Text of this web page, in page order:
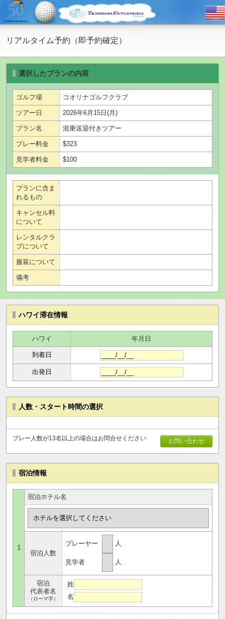
リアルタイム予約（即予約確定）
選択したプランの内容
ゴルフ場 コオリナゴルフクラブ
ツアー日 2026年6月15日(月)
プラン名 混乗送迎付きツアー
プレー料金 $323
見学者料金 $100
プランに含ま
れるもの
キャンセル料
について
レンタルクラ
ブについて
服装について
備考
ハワイ滞在情報
ハワイ 年月日
到着日
出発日
人数・スタート時間の選択
お問い合わせ
プレー人数が13名以上の場合はお問合せください
宿泊情報
1
宿泊ホテル名
宿泊人数
プレーヤー 人
見学者 人
宿泊
代表者名
（ローマ字）
姓
名